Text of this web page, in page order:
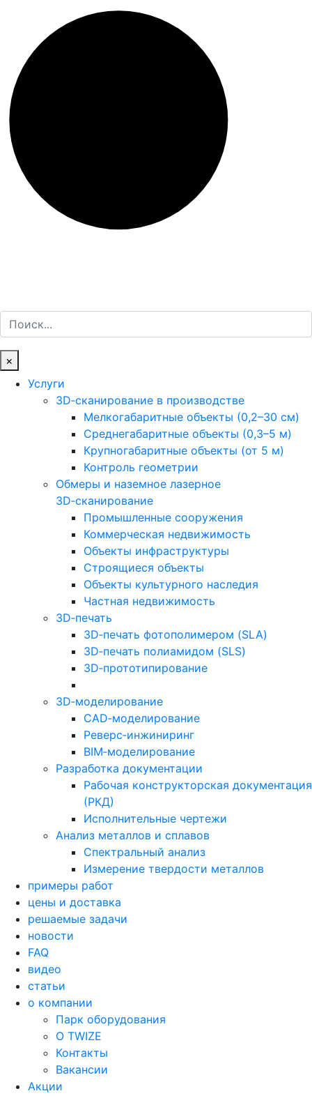
Поиск
×
Услуги
3D‑сканирование в производстве
Мелкогабаритные объекты (0,2–30 см)
Среднегабаритные объекты (0,3–5 м)
Крупногабаритные объекты (от 5 м)
Контроль геометрии
Обмеры и наземное лазерное
3D‑сканирование
Промышленные сооружения
Коммерческая недвижимость
Объекты инфраструктуры
Строящиеся объекты
Объекты культурного наследия
Частная недвижимость
3D‑печать
3D‑печать фотополимером (SLA)
3D‑печать полиамидом (SLS)
3D‑прототипирование
3D‑моделирование
CAD‑моделирование
Реверс‑инжиниринг
BIM‑моделирование
Разработка документации
Рабочая конструкторская документация
(РКД)
Исполнительные чертежи
Анализ металлов и сплавов
Спектральный анализ
Измерение твердости металлов
примеры работ
цены и доставка
решаемые задачи
новости
FAQ
видео
статьи
о компании
Парк оборудования
О TWIZE
Контакты
Вакансии
Акции